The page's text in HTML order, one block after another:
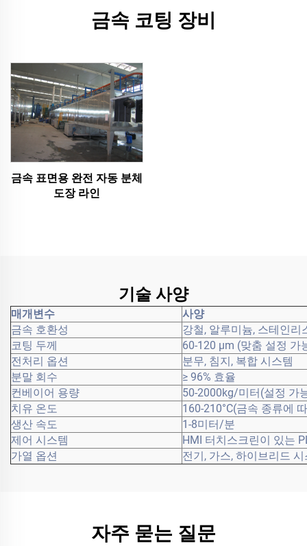
금속 코팅 장비
금속 표면용 완전 자동 분체
도장 라인
기술 사양
매개변수
사양
금속 호환성
강철, 알루미늄, 스테인리
코팅 두께
60-120 μm (맞춤 설정 가
전처리 옵션
분무, 침지, 복합 시스템
분말 회수
≥ 96% 효율
컨베이어 용량
50-2000kg/미터(설정 가
치유 온도
160-210°C(금속 종류에
생산 속도
1-8미터/분
제어 시스템
HMI 터치스크린이 있는
가열 옵션
전기, 가스, 하이브리드
자주 묻는 질문